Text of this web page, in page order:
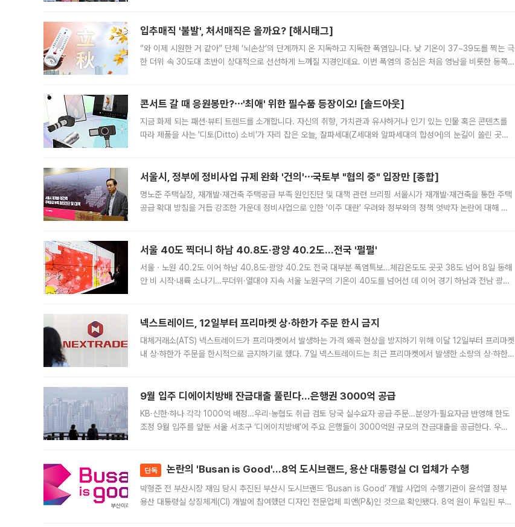
입추매직 '불발', 처서매직은 올까요? [해시태그]
“와 이제 시원한 거 같아” 단체 ‘뇌손상’의 단계까지 온 지독하고 지독한 폭염입니다. 낮 기온이 37~39도를 찍는 극
한 더위 속 30도대 초반이 상대적으로 선선하게 느껴질 지경인데요. 이번 폭염의 중심은 처음 영남을 비롯한 동쪽
콘서트 갈 때 응원봉만?⋯'최애' 위한 필수품 등장이오! [솔드아웃]
지금 화제 되는 패션·뷰티 트렌드를 소개합니다. 자신의 취향, 가치관과 유사하거나 인기 있는 인물 혹은 콘텐츠를
따라 제품을 사는 '디토(Ditto) 소비'가 자리 잡은 오늘, 잘파세대(Z세대와 알파세대의 합성어)의 눈길이 쏠린 곳은
서울시, 정부에 정비사업 규제 완화 '건의'⋯국토부 "협의 중" 입장만 [종합]
명노준 주택실장, 재개발·재건축 주택공급 부족 원인진단 및 대책 관련 브리핑 서울시가 재개발·재건축을 통한 주택
공급 확대 방침을 거듭 강조한 가운데 정비사업으로 인한 '이주 대란' 우려와 정부와의 정책 엇박자 논란에 대해 정
서울 40도 찍더니 하남 40.8도·광양 40.2도…전국 '펄펄'
서울ㆍ노원 40.2도 이어 하남 40.8도·광양 40.2도 전국 대부분 폭염특보…체감온도도 곳곳 38도 넘어 8일 동해
안 비 시작·내륙 소나기…무더위·열대야 지속 서울 노원구의 기온이 40도를 넘어선 데 이어 경기 하남과 전남 광양
넥스트레이드, 12일부터 프리마켓 상·하한가 주문 한시 금지
대체거래소(ATS) 넥스트레이드가 프리마켓에서 발생하는 가격 왜곡 현상을 방지하기 위해 이달 12일부터 프리마켓
내 상·하한가 주문을 한시적으로 금지하기로 했다. 7일 넥스트레이드는 최근 프리마켓에서 발생한 소량의 상·하한
9월 입주 디에이치방배 잔금대출 풀린다…은행권 3000억 공급
KB·신한·하나 각각 1000억 배정…우리·농협도 취급 검토 당국 실수요자 공급 주문…분양가·필요자금 반영해 한도
조정 9월 입주를 앞둔 서울 서초구 ‘디에이치방배’에 주요 은행들이 3000억원 규모의 잔금대출을 공급한다. 우리
단독 논란의 'Busan is Good'…8억 도시브랜드, 용산 대통령실 CI 업체가 수행
박형준 전 부산시장 재임 당시 추진된 부산시 도시브랜드 ‘Busan is Good’ 개발 사업의 수행기관이 윤석열 정부
용산 대통령실 상징체계(CI) 개발에 참여했던 디자인 전문업체 피앤(P&)인 것으로 확인됐다. 8억 원이 투입된 부산